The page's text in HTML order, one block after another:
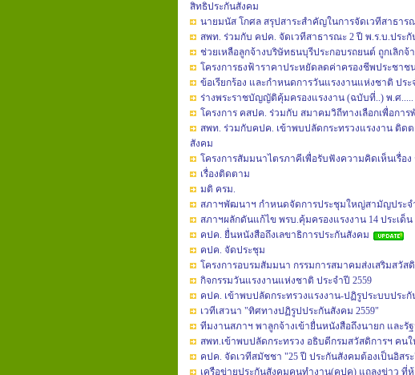
สิทธิประกันสังคม
นายมนัส โกศล สรุปสาระสำคัญในการจัดเวทีสาธาร
สพท. ร่วมกับ คปค. จัดเวทีสาธารณะ 2 ปี พ.ร.บ.ประ
ช่วยเหลือลูกจ้างบริษัทธนบุรีประกอบรถยนต์ ถูกเลิกจ้
โครงการธงฟ้าราคาประหยัดลดค่าครองชีพประชาช
ข้อเรียกร้อง และกำหนดการวันแรงงานแห่งชาติ ประ
ร่างพระราชบัญญัติคุ้มครองแรงงาน (ฉบับที่..) พ.ศ.....
โครงการ คสปค. ร่วมกับ สมาคมวิถีทางเลือกเพื่อก
สพท. ร่วมกับคปค. เข้าพบปลัดกระทรวงแรงงาน ติ
สังคม
โครงการสัมมนาไตรภาคีเพื่อรับฟังความคิดเห็นเรื่
เรื่องติดตาม
มติ ครม.
สภาฯพัฒนาฯ กำหนดจัดการประชุมใหญ่สามัญประจำ
สภาฯผลักดันแก้ไข พรบ.คุ้มครองแรงงาน 14 ประเด็
คปค. ยื่นหนังสือถึงเลขาธิการประกันสังคม
คปค. จัดประชุม
โครงการอบรมสัมมนา กรรมการสมาคมส่งเสริมสวั
กิจกรรมวันแรงงานแห่งชาติ ประจำปี 2559
คปค. เข้าพบปลัดกระทรวงแรงงาน-ปฏิรูประบบประกั
เวทีเสวนา "ทิศทางปฏิรูปประกันสังคม 2559"
ทีมงานสภาฯ พาลูกจ้างเข้ายื่นหนังสือถึงนายก และรั
สพท.เข้าพบปลัดกระทรวง อธิบดีกรมสวัสดิการฯ คน
คปค. จัดเวทีสมัชชา "25 ปี ประกันสังคมต้องเป็นอิสร
เครือข่ายประกันสังคมคนทำงาน(คปค) แถลงข่าว ที่